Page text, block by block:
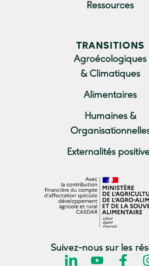
Ressources
TRANSITIONS
Agroécologiques
& Climatiques
Alimentaires
Humaines &
Externalités
Suivez-nous sur les